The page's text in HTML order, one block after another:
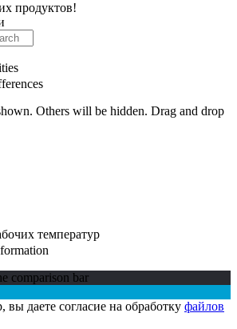
продуктов!
Others will be hidden. Drag and drop
температур
comparison bar
даете согласие на обработку файлов